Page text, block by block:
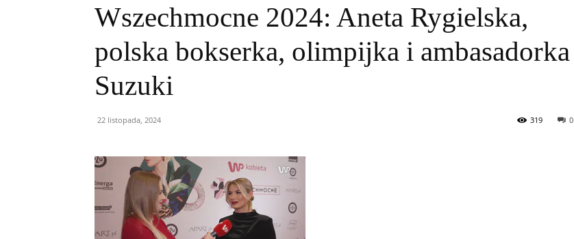
Wszechmocne 2024: Aneta Rygielska,
polska bokserka, olimpijka i ambasadorka
Suzuki
22 listopada, 2024 0
319